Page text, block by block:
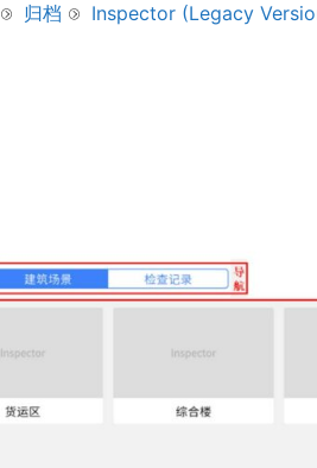
归档 Inspector (Legacy